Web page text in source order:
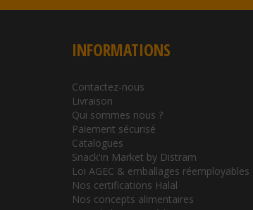
INFORMATIONS
Contactez-nous
Livraison
Qui sommes nous ?
Paiement sécurisé
Catalogues
Snack'in Market by Distram
Loi AGEC & emballages réemployables
Nos certifications Halal
Nos concepts alimentaires